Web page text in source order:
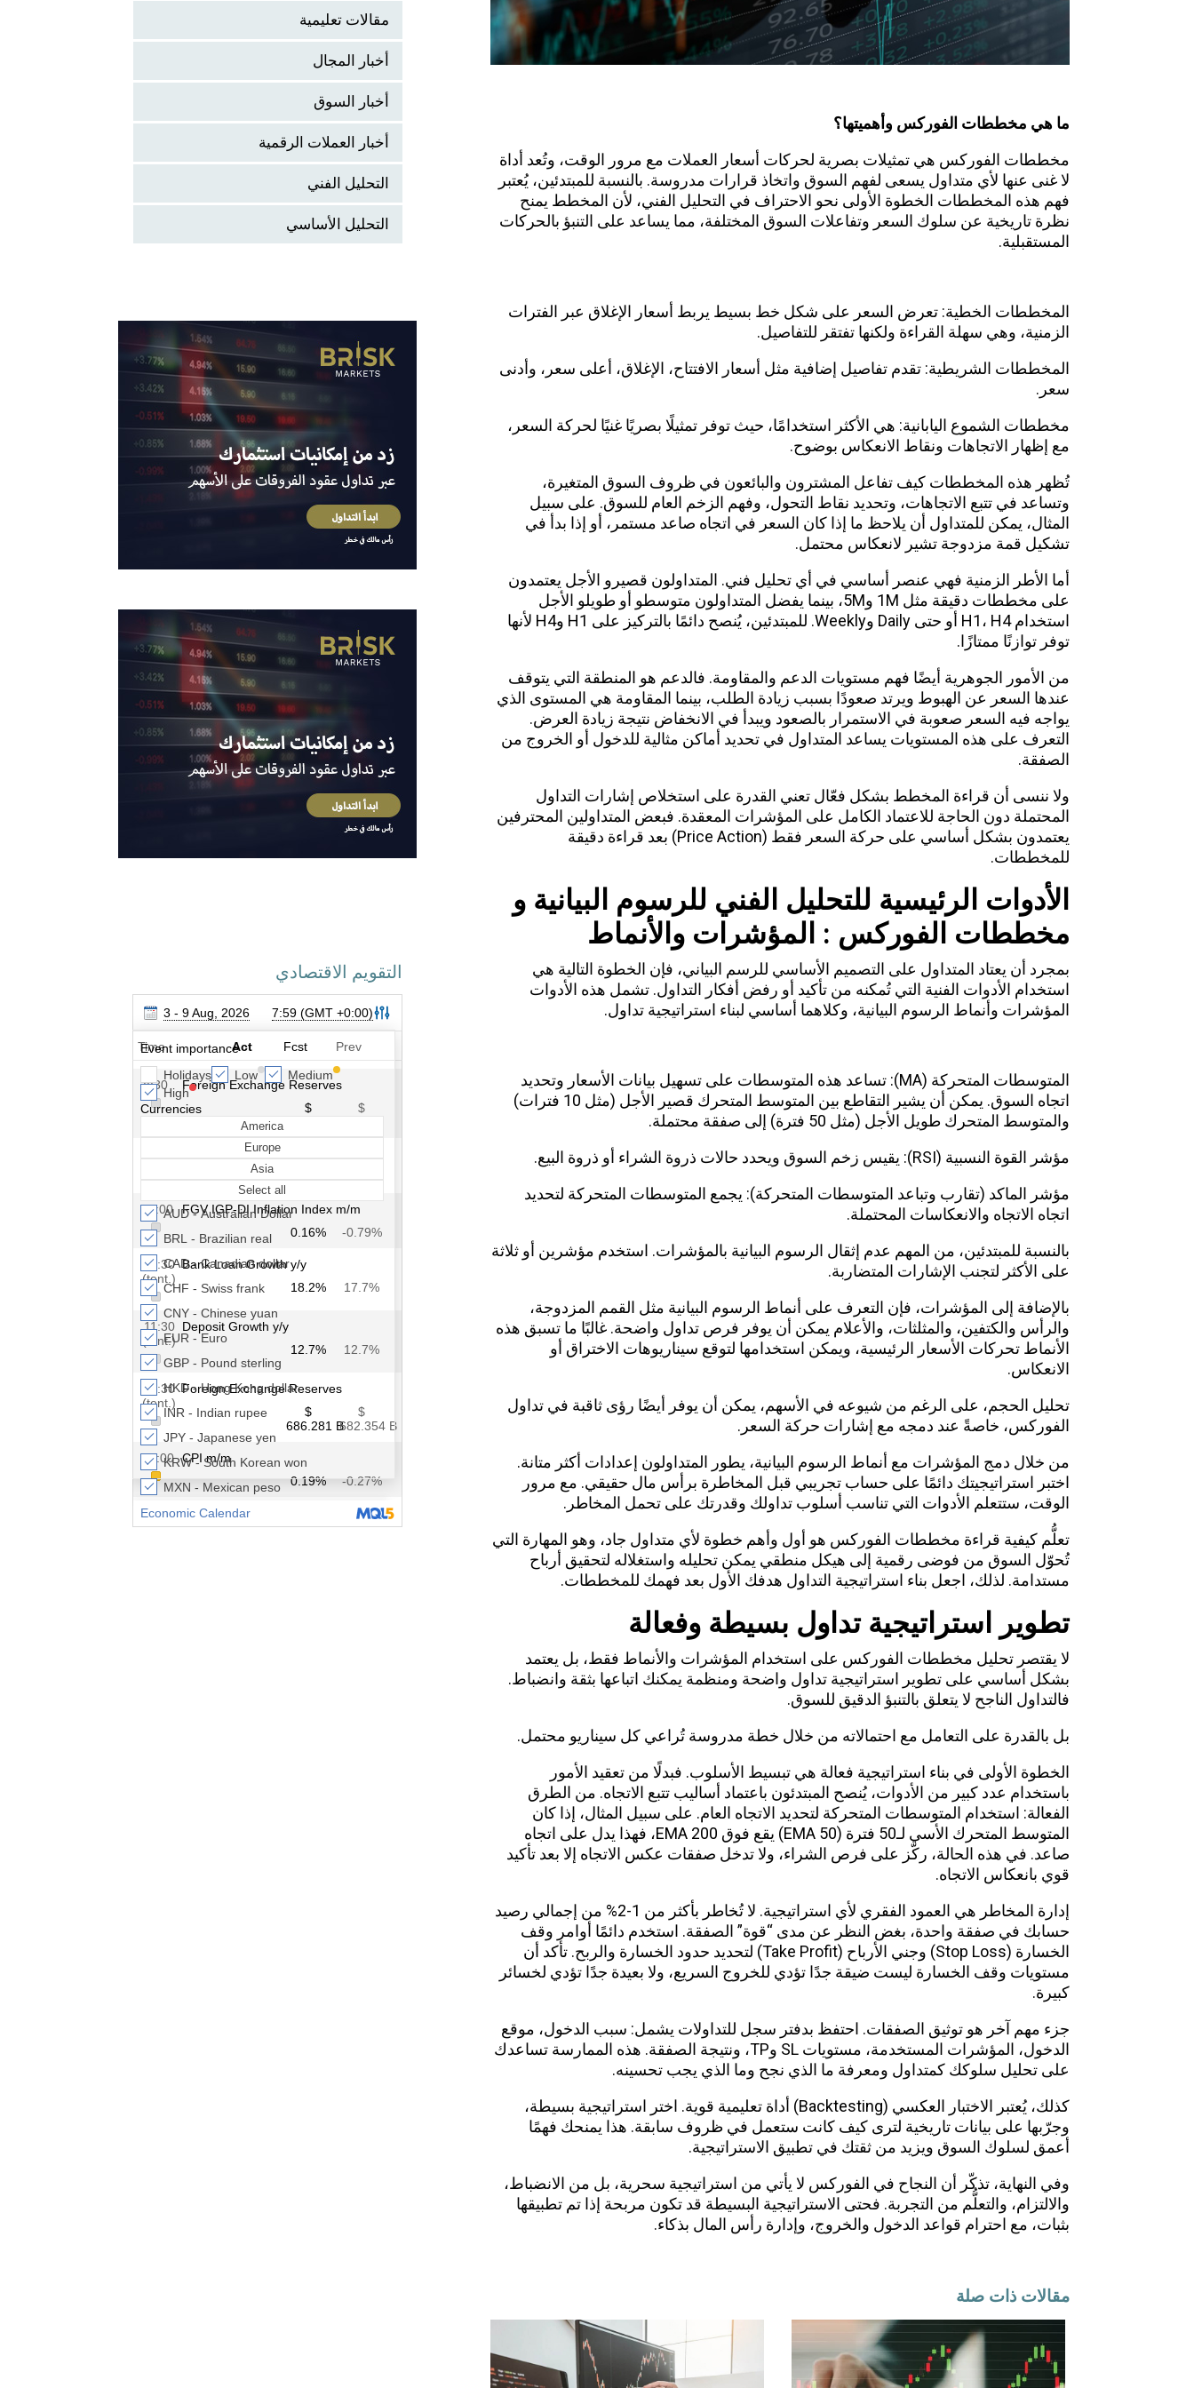
ما هي مخططات الفوركس وأهميتها؟
مخططات الفوركس هي تمثيلات بصرية لحركات أسعار العملات مع مرور الوقت، وتُعد أداة
لا غنى عنها لأي متداول يسعى لفهم السوق واتخاذ قرارات مدروسة. بالنسبة للمبتدئين، يُعتبر
فهم هذه المخططات الخطوة الأولى نحو الاحتراف في التحليل الفني، لأن المخطط يمنح
نظرة تاريخية عن سلوك السعر وتفاعلات السوق المختلفة، مما يساعد على التنبؤ بالحركات
المستقبلية.
المخططات الخطية: تعرض السعر على شكل خط بسيط يربط أسعار الإغلاق عبر الفترات
الزمنية، وهي سهلة القراءة ولكنها تفتقر للتفاصيل.
المخططات الشريطية: تقدم تفاصيل إضافية مثل أسعار الافتتاح، الإغلاق، أعلى سعر، وأدنى
سعر.
مخططات الشموع اليابانية: هي الأكثر استخدامًا، حيث توفر تمثيلًا بصريًا غنيًا لحركة السعر،
مع إظهار الاتجاهات ونقاط الانعكاس بوضوح.
تُظهر هذه المخططات كيف تفاعل المشترون والبائعون في ظروف السوق المتغيرة،
وتساعد في تتبع الاتجاهات، وتحديد نقاط التحول، وفهم الزخم العام للسوق. على سبيل
المثال، يمكن للمتداول أن يلاحظ ما إذا كان السعر في اتجاه صاعد مستمر، أو إذا بدأ في
تشكيل قمة مزدوجة تشير لانعكاس محتمل.
أما الأطر الزمنية فهي عنصر أساسي في أي تحليل فني. المتداولون قصيرو الأجل يعتمدون
على مخططات دقيقة مثل 1M و5M، بينما يفضل المتداولون متوسطو أو طويلو الأجل
استخدام H1، H4 أو حتى Daily وWeekly. للمبتدئين، يُنصح دائمًا بالتركيز على H1 وH4 لأنها
توفر توازنًا ممتازًا.
من الأمور الجوهرية أيضًا فهم مستويات الدعم والمقاومة. فالدعم هو المنطقة التي يتوقف
عندها السعر عن الهبوط ويرتد صعودًا بسبب زيادة الطلب، بينما المقاومة هي المستوى الذي
يواجه فيه السعر صعوبة في الاستمرار بالصعود ويبدأ في الانخفاض نتيجة زيادة العرض.
التعرف على هذه المستويات يساعد المتداول في تحديد أماكن مثالية للدخول أو الخروج من
الصفقة.
ولا ننسى أن قراءة المخطط بشكل فعّال تعني القدرة على استخلاص إشارات التداول
المحتملة دون الحاجة للاعتماد الكامل على المؤشرات المعقدة. فبعض المتداولين المحترفين
يعتمدون بشكل أساسي على حركة السعر فقط (Price Action) بعد قراءة دقيقة
للمخططات.
الأدوات الرئيسية للتحليل الفني للرسوم البيانية و
مخططات الفوركس : المؤشرات والأنماط
بمجرد أن يعتاد المتداول على التصميم الأساسي للرسم البياني، فإن الخطوة التالية هي
استخدام الأدوات الفنية التي تُمكنه من تأكيد أو رفض أفكار التداول. تشمل هذه الأدوات
المؤشرات وأنماط الرسوم البيانية، وكلاهما أساسي لبناء استراتيجية تداول.
المتوسطات المتحركة (MA): تساعد هذه المتوسطات على تسهيل بيانات الأسعار وتحديد
اتجاه السوق. يمكن أن يشير التقاطع بين المتوسط ​​المتحرك قصير الأجل (مثل 10 فترات)
والمتوسط ​​المتحرك طويل الأجل (مثل 50 فترة) إلى صفقة محتملة.
مؤشر القوة النسبية (RSI): يقيس زخم السوق ويحدد حالات ذروة الشراء أو ذروة البيع.
مؤشر الماكد (تقارب وتباعد المتوسطات المتحركة): يجمع المتوسطات المتحركة لتحديد
اتجاه الاتجاه والانعكاسات المحتملة.
بالنسبة للمبتدئين، من المهم عدم إثقال الرسوم البيانية بالمؤشرات. استخدم مؤشرين أو ثلاثة
على الأكثر لتجنب الإشارات المتضاربة.
بالإضافة إلى المؤشرات، فإن التعرف على أنماط الرسوم البيانية مثل القمم المزدوجة،
والرأس والكتفين، والمثلثات، والأعلام يمكن أن يوفر فرص تداول واضحة. غالبًا ما تسبق هذه
الأنماط تحركات الأسعار الرئيسية، ويمكن استخدامها لتوقع سيناريوهات الاختراق أو
الانعكاس.
تحليل الحجم، على الرغم من شيوعه في الأسهم، يمكن أن يوفر أيضًا رؤى ثاقبة في تداول
الفوركس، خاصةً عند دمجه مع إشارات حركة السعر.
من خلال دمج المؤشرات مع أنماط الرسوم البيانية، يطور المتداولون إعدادات أكثر متانة.
اختبر استراتيجيتك دائمًا على حساب تجريبي قبل المخاطرة برأس مال حقيقي. مع مرور
الوقت، ستتعلم الأدوات التي تناسب أسلوب تداولك وقدرتك على تحمل المخاطر.
تعلُّم كيفية قراءة مخططات الفوركس هو أول وأهم خطوة لأي متداول جاد، وهو المهارة التي
تُحوّل السوق من فوضى رقمية إلى هيكل منطقي يمكن تحليله واستغلاله لتحقيق أرباح
مستدامة. لذلك، اجعل بناء استراتيجية التداول هدفك الأول بعد فهمك للمخططات.
تطوير استراتيجية تداول بسيطة وفعالة
لا يقتصرتحليل مخططات الفوركس على استخدام المؤشرات والأنماط فقط، بل يعتمد
بشكل أساسي على تطوير استراتيجية تداول واضحة ومنظمة يمكنك اتباعها بثقة وانضباط.
فالتداول الناجح لا يتعلق بالتنبؤ الدقيق للسوق.
بل بالقدرة على التعامل مع احتمالاته من خلال خطة مدروسة تُراعي كل سيناريو محتمل.
الخطوة الأولى في بناء استراتيجية فعالة هي تبسيط الأسلوب. فبدلًا من تعقيد الأمور
باستخدام عدد كبير من الأدوات، يُنصح المبتدئون باعتماد أساليب تتبع الاتجاه. من الطرق
الفعالة: استخدام المتوسطات المتحركة لتحديد الاتجاه العام. على سبيل المثال، إذا كان
المتوسط المتحرك الأسي لـ50 فترة (EMA 50) يقع فوق EMA 200، فهذا يدل على اتجاه
صاعد. في هذه الحالة، ركّز على فرص الشراء، ولا تدخل صفقات عكس الاتجاه إلا بعد تأكيد
قوي بانعكاس الاتجاه.
إدارة المخاطر هي العمود الفقري لأي استراتيجية. لا تُخاطر بأكثر من 1-2% من إجمالي رصيد
حسابك في صفقة واحدة، بغض النظر عن مدى “قوة” الصفقة. استخدم دائمًا أوامر وقف
الخسارة (Stop Loss) وجني الأرباح (Take Profit) لتحديد حدود الخسارة والربح. تأكد أن
مستويات وقف الخسارة ليست ضيقة جدًا تؤدي للخروج السريع، ولا بعيدة جدًا تؤدي لخسائر
كبيرة.
جزء مهم آخر هو توثيق الصفقات. احتفظ بدفتر سجل للتداولات يشمل: سبب الدخول، موقع
الدخول، المؤشرات المستخدمة، مستويات SL وTP، ونتيجة الصفقة. هذه الممارسة تساعدك
على تحليل سلوكك كمتداول ومعرفة ما الذي نجح وما الذي يجب تحسينه.
كذلك، يُعتبر الاختبار العكسي (Backtesting) أداة تعليمية قوية. اختر استراتيجية بسيطة،
وجرّبها على بيانات تاريخية لترى كيف كانت ستعمل في ظروف سابقة. هذا يمنحك فهمًا
أعمق لسلوك السوق ويزيد من ثقتك في تطبيق الاستراتيجية.
وفي النهاية، تذكّر أن النجاح في الفوركس لا يأتي من استراتيجية سحرية، بل من الانضباط،
والالتزام، والتعلُّم من التجربة. فحتى الاستراتيجية البسيطة قد تكون مربحة إذا تم تطبيقها
بثبات، مع احترام قواعد الدخول والخروج، وإدارة رأس المال بذكاء.
مقالات ذات صلة
مقالات تعليمية
أخبار المجال
أخبار السوق
أخبار العملات الرقمية
التحليل الفني
التحليل الأساسي
التقويم الاقتصادي